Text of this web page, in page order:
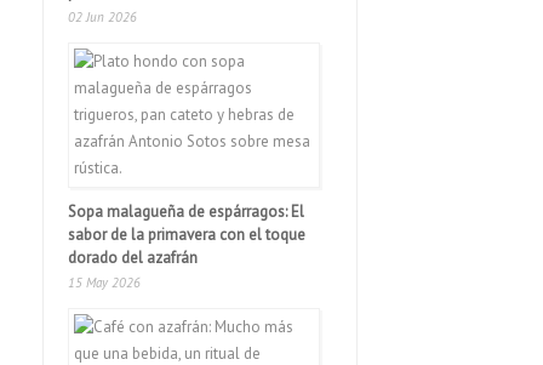
02 Jun 2026
Sopa malagueña de espárragos: El
sabor de la primavera con el toque
dorado del azafrán
15 May 2026